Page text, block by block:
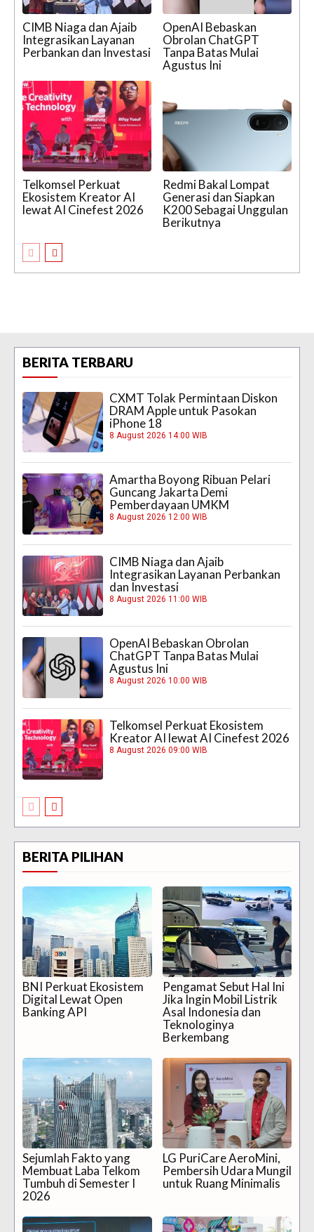
CIMB Niaga dan Ajaib
Integrasikan Layanan
Perbankan dan Investasi
OpenAI Bebaskan
Obrolan ChatGPT
Tanpa Batas Mulai
Agustus Ini
Telkomsel Perkuat
Ekosistem Kreator AI
lewat AI Cinefest 2026
Redmi Bakal Lompat
Generasi dan Siapkan
K200 Sebagai Unggulan
Berikutnya
BERITA TERBARU
CXMT Tolak Permintaan Diskon
DRAM Apple untuk Pasokan
iPhone 18
8 August 2026 14:00 WIB
Amartha Boyong Ribuan Pelari
Guncang Jakarta Demi
Pemberdayaan UMKM
8 August 2026 12:00 WIB
CIMB Niaga dan Ajaib
Integrasikan Layanan Perbankan
dan Investasi
8 August 2026 11:00 WIB
OpenAI Bebaskan Obrolan
ChatGPT Tanpa Batas Mulai
Agustus Ini
8 August 2026 10:00 WIB
Telkomsel Perkuat Ekosistem
Kreator AI lewat AI Cinefest 2026
8 August 2026 09:00 WIB
BERITA PILIHAN
BNI Perkuat Ekosistem
Digital Lewat Open
Banking API
Pengamat Sebut Hal Ini
Jika Ingin Mobil Listrik
Asal Indonesia dan
Teknologinya
Berkembang
Sejumlah Fakto yang
Membuat Laba Telkom
Tumbuh di Semester I
2026
LG PuriCare AeroMini,
Pembersih Udara Mungil
untuk Ruang Minimalis